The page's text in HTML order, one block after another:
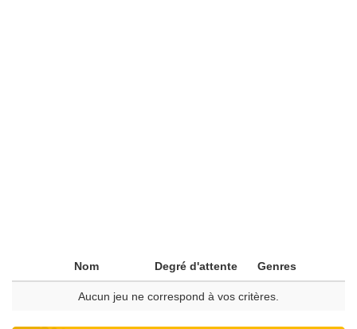
Nom Degré d'attente Genres
Aucun jeu ne correspond à vos critères.